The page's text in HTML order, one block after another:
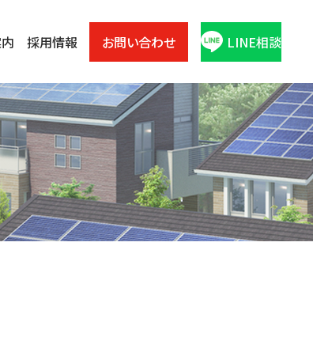
採用情報 お問い合わせ LINE相談